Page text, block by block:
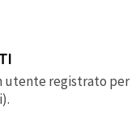
utente registrato per